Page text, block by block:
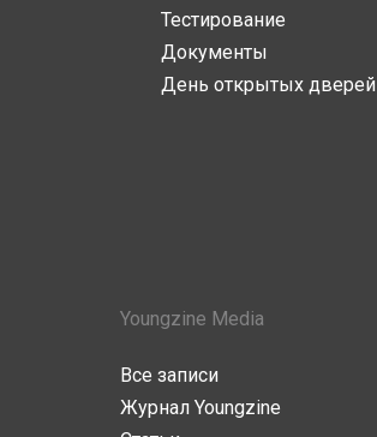
Тестирование
Документы
День открытых дверей
Youngzine Media
Все записи
Журнал Youngzine